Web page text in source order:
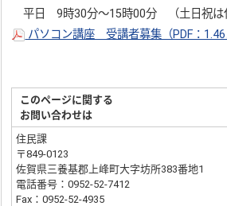
平日 9時30分～15時00分 （土日祝は
パソコン講座 受講者募集（PDF：
このページに関する
お問い合わせは
住民課
〒849-0123
佐賀県三養基郡上峰町大字坊所383番地1
電話番号：0952-52-7412
Fax：0952-52-4935